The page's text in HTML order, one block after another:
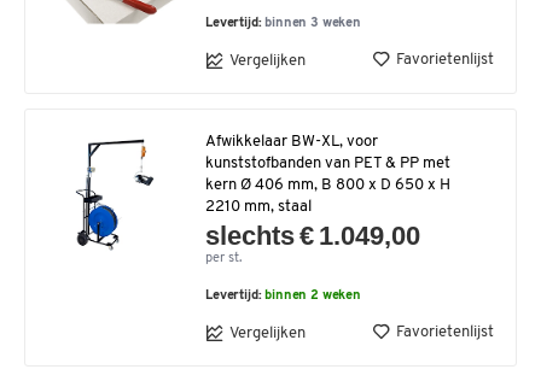
Levertijd:binnen 3 weken
Vergelijken Favorietenlijst
Afwikkelaar BW-XL, voor
kunststofbanden van PET & PP met
kern Ø 406 mm, B 800 x D 650 x H
2210 mm, staal
slechts € 1.049,00
per st.
Levertijd:binnen 2 weken
Vergelijken Favorietenlijst